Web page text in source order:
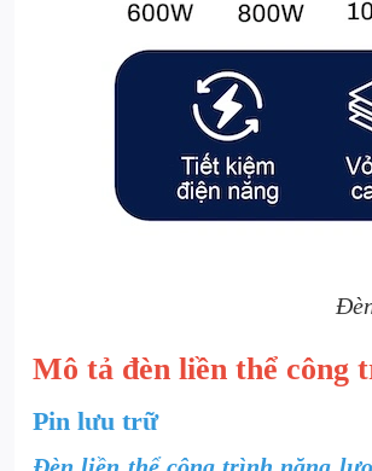
Mô tả đèn liền thể công
Pin lưu trữ